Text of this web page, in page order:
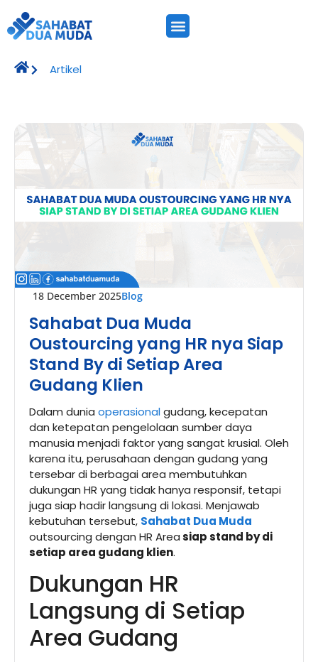
Artikel
18 December 2025Blog
Sahabat Dua Muda
Oustourcing yang HR nya Siap
Stand By di Setiap Area
Gudang Klien
Dalam dunia operasionalgudang, kecepatan
dan ketepatan pengelolaan sumber daya
manusia menjadi faktor yang sangat krusial. Oleh
karena itu, perusahaan dengan gudang yang
tersebar di berbagai area membutuhkan
dukungan HR yang tidak hanya responsif, tetapi
juga siap hadir langsung di lokasi. Menjawab
kebutuhan tersebut, Sahabat Dua Muda
outsourcing dengan HR Areasiap stand by di
setiap area gudang klien.
Dukungan HR
Langsung di Setiap
Area Gudang